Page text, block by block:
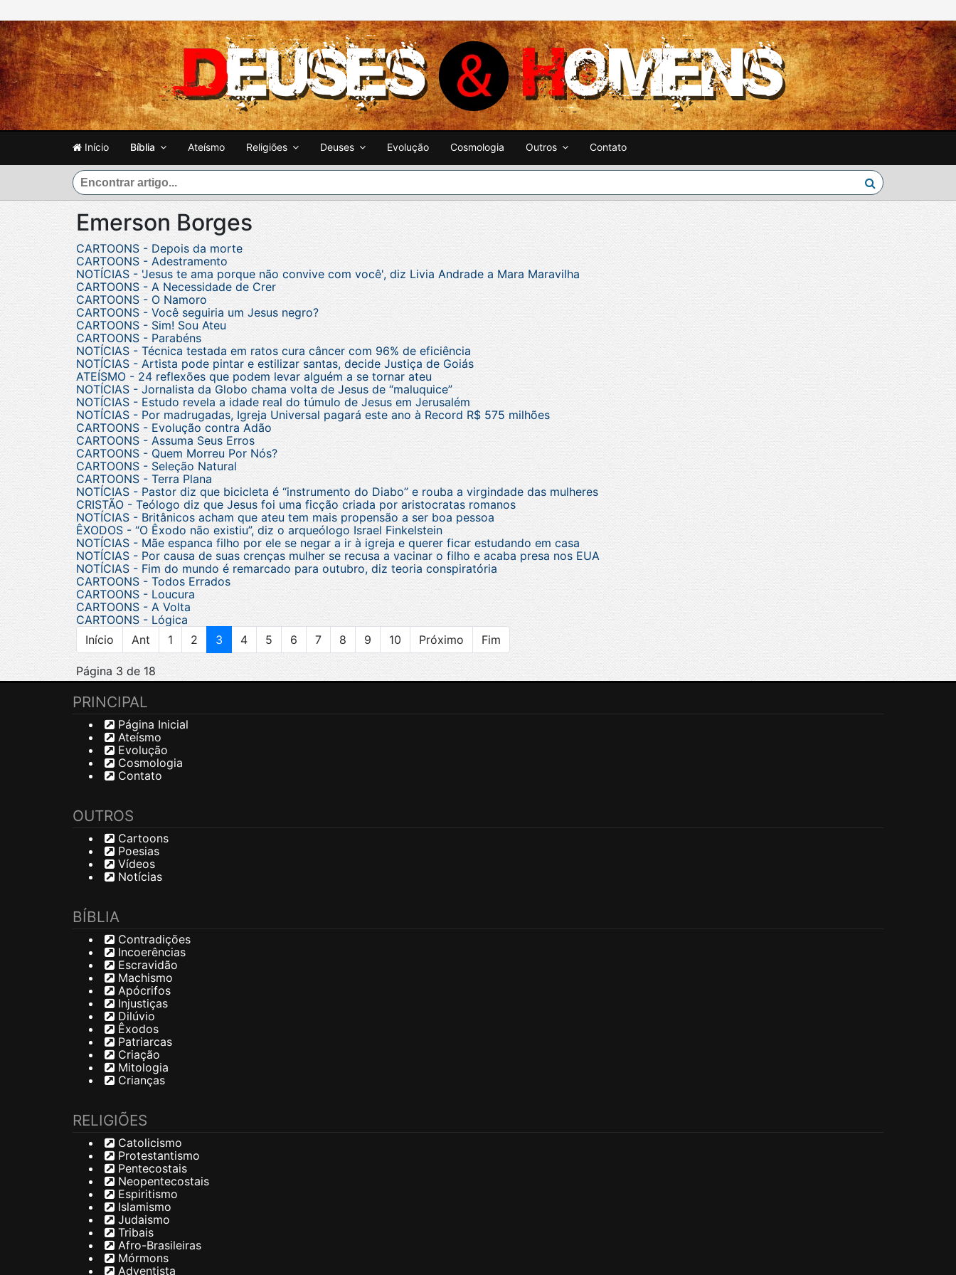
Início Bíblia Ateísmo Religiões Deuses Evolução Cosmologia Outros Contato
Emerson Borges
CARTOONS - Depois da morte
CARTOONS - Adestramento
NOTÍCIAS - 'Jesus te ama porque não convive com você', diz Livia Andrade a Mara Maravilha
CARTOONS - A Necessidade de Crer
CARTOONS - O Namoro
CARTOONS - Você seguiria um Jesus negro?
CARTOONS - Sim! Sou Ateu
CARTOONS - Parabéns
NOTÍCIAS - Técnica testada em ratos cura câncer com 96% de eficiência
NOTÍCIAS - Artista pode pintar e estilizar santas, decide Justiça de Goiás
ATEÍSMO - 24 reflexões que podem levar alguém a se tornar ateu
NOTÍCIAS - Jornalista da Globo chama volta de Jesus de “maluquice”
NOTÍCIAS - Estudo revela a idade real do túmulo de Jesus em Jerusalém
NOTÍCIAS - Por madrugadas, Igreja Universal pagará este ano à Record R$ 575 milhões
CARTOONS - Evolução contra Adão
CARTOONS - Assuma Seus Erros
CARTOONS - Quem Morreu Por Nós?
CARTOONS - Seleção Natural
CARTOONS - Terra Plana
NOTÍCIAS - Pastor diz que bicicleta é “instrumento do Diabo” e rouba a virgindade das mulheres
CRISTÃO - Teólogo diz que Jesus foi uma ficção criada por aristocratas romanos
NOTÍCIAS - Britânicos acham que ateu tem mais propensão a ser boa pessoa
ÊXODOS - “O Êxodo não existiu”, diz o arqueólogo Israel Finkelstein
NOTÍCIAS - Mãe espanca filho por ele se negar a ir à igreja e querer ficar estudando em casa
NOTÍCIAS - Por causa de suas crenças mulher se recusa a vacinar o filho e acaba presa nos EUA
NOTÍCIAS - Fim do mundo é remarcado para outubro, diz teoria conspiratória
CARTOONS - Todos Errados
CARTOONS - Loucura
CARTOONS - A Volta
CARTOONS - Lógica
Início
Ant 1 2 3 4 5 6 7 8 9 10 Próximo Fim
Página 3 de 18
PRINCIPAL
Página Inicial
Ateísmo
Evolução
Cosmologia
Contato
OUTROS
Cartoons
Poesias
Vídeos
Notícias
BÍBLIA
Contradições
Incoerências
Escravidão
Machismo
Apócrifos
Injustiças
Dilúvio
Êxodos
Patriarcas
Criação
Mitologia
Crianças
RELIGIÕES
Catolicismo
Protestantismo
Pentecostais
Neopentecostais
Espiritismo
Islamismo
Judaismo
Tribais
Afro-Brasileiras
Mórmons
Adventista